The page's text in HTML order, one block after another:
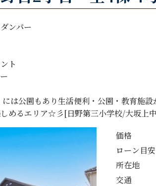
ンパー
ト
は公園もあり生活便利・公園・教育施
めるエリア☆彡[日野第三小学校/大坂上
価格
ローン目安
所在地
交通